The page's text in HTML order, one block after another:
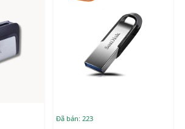
Đã bán: 223